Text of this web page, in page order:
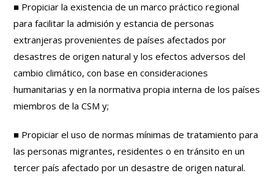
■ Propiciar la existencia de un marco práctico regional
para facilitar la admisión y estancia de personas
extranjeras provenientes de países afectados por
desastres de origen natural y los efectos adversos del
cambio climático, con base en consideraciones
humanitarias y en la normativa propia interna de los países
miembros de la CSM y;
■ Propiciar el uso de normas mínimas de tratamiento para
las personas migrantes, residentes o en tránsito en un
tercer país afectado por un desastre de origen natural.